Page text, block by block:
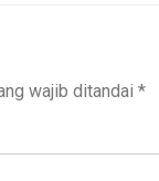
wajib ditandai *